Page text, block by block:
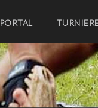
PORTAL